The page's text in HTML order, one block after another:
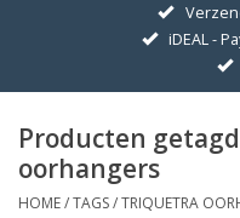
GOUDEN SYMBOLEN
Hanger Kettingen
Oorhangers
iDEAL -
Producten
oorhangers
HOME/TAGS/TRIQUETRA